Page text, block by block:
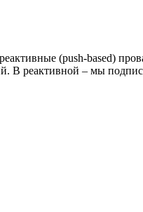
реактивные (push-based)
реактивной – мы